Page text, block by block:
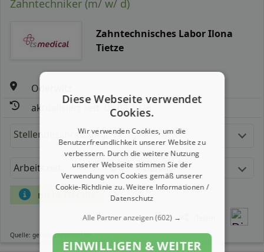
Zahntechniker (m/ w/ d)
Zahntechnisches Labor Ilona
Tietze
Oderwitz
aktualisiert seit: 08.08.2026
Stellenbeschreibung:
Arbeitszeit Gehalt
mehr Details
Quelle: germanpersonnel.de
Diese Webseite verwendet
Cookies.
Wir verwenden Cookies, um die
Benutzerfreundlichkeit unserer Website zu
verbessern. Durch die weitere Nutzung
unserer Webseite stimmen Sie der
Verwendung von Cookies gemäß unserer
Cookie-Richtlinie zu.Weitere Informationen /
Datenschutz
Alle Partner anzeigen(602) →
EINWILLIGEN & WEITER